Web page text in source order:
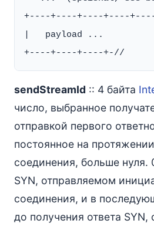
+----+----+----+----
|   payload ...
sendStreamId :: 4 байта
число, выбранное
отправкой первого
постоянное на
соединения, больше нуля.
SYN, отправляемом
соединения, и в
до получения ответа